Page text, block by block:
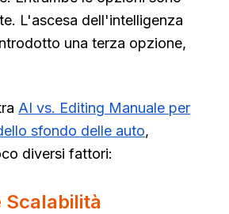
L'ascesa dell'intelligenza
una terza opzione,
AI vs. Editing Manuale per
sfondo delle auto,
diversi fattori:
Scalabilità